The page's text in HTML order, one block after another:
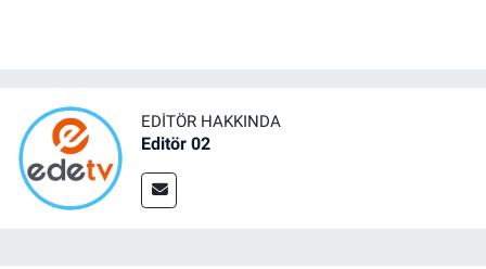
EDITÖR HAKKINDA
Editör 02